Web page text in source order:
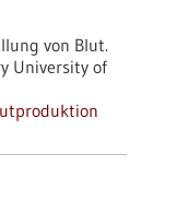
von Blut.
University of